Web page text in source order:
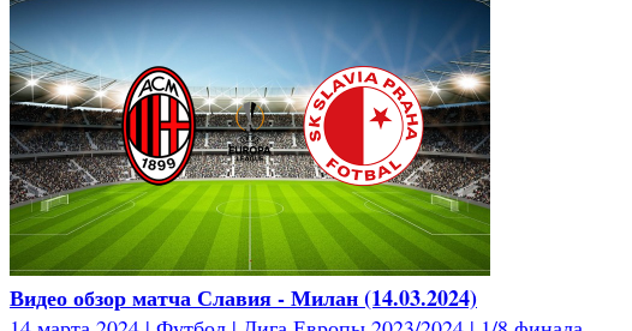
Видео обзор матча Славия - Милан (14.03.2024)